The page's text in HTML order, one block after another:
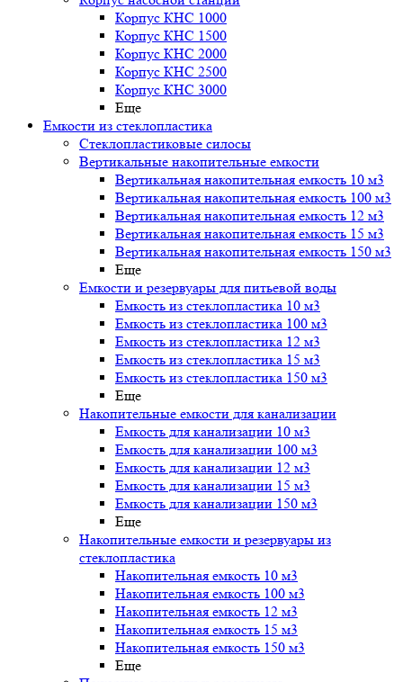
Корпус КНС 1000
Корпус КНС 1500
Корпус КНС 2000
Корпус КНС 2500
Корпус КНС 3000
Еще
Емкости из стеклопластика
Стеклопластиковые силосы
Вертикальные накопительные емкости
Вертикальная накопительная емкость 10 м3
Вертикальная накопительная емкость 100 м3
Вертикальная накопительная емкость 12 м3
Вертикальная накопительная емкость 15 м3
Вертикальная накопительная емкость 150 м3
Еще
Емкости и резервуары для питьевой воды
Емкость из стеклопластика 10 м3
Емкость из стеклопластика 100 м3
Емкость из стеклопластика 12 м3
Емкость из стеклопластика 15 м3
Емкость из стеклопластика 150 м3
Еще
Накопительные емкости для канализации
Емкость для канализации 10 м3
Емкость для канализации 100 м3
Емкость для канализации 12 м3
Емкость для канализации 15 м3
Емкость для канализации 150 м3
Еще
Накопительные емкости и резервуары из
стеклопластика
Накопительная емкость 10 м3
Накопительная емкость 100 м3
Накопительная емкость 12 м3
Накопительная емкость 15 м3
Накопительная емкость 150 м3
Еще